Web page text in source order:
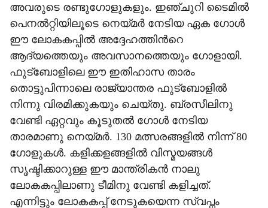
അവരുടെ രണ്ടുഗോളുകളും. ഇഞ്ചുറി ടൈമിൽ
പെനൽറ്റിയിലൂടെ നെയ്മർ നേടിയ ഏക ഗോൾ
ഈ ലോകകപ്പിൽ അദ്ദേഹത്തിന്‍റെ
ആദ്യത്തെയും അവസാനത്തെയും ഗോളായി.
ഫുട്ബോളിലെ ഈ ഇതിഹാസ താരം
തൊട്ടുപിന്നാലെ രാജ്യാന്തര ഫുട്ബോളിൽ
നിന്നു വിരമിക്കുകയും ചെയ്തു. ബ്രസീലിനു
വേണ്ടി ഏറ്റവും കൂടുതൽ ഗോൾ നേടിയ
താരമാണു നെയ്മർ. 130 മത്സരങ്ങളിൽ നിന്ന് 80
ഗോളുകൾ. കളിക്കളങ്ങളിൽ വിസ്മയങ്ങൾ
സൃഷ്ടിക്കാറുള്ള ഈ മാന്ത്രികൻ നാലു
ലോകകപ്പിലാണു ടീമിനു വേണ്ടി കളിച്ചത്.
എന്നിട്ടും ലോകകപ്പ് നേടുകയെന്ന സ്വപ്നം